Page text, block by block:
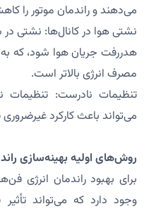
می‌دهند و راندمان موتور را
نشتی هوا در کانال‌ها: نشتی
هدررفت جریان هوا شود، که به
مصرف انرژی بالاتر است.
تنظیمات نادرست:
می‌تواند باعث کارکرد
روش‌های اولیه بهینه‌سازی
برای بهبود راندمان انرژی
وجود دارد که می‌تواند